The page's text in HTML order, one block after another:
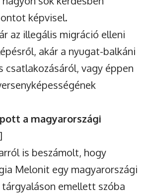
képvisel.
az illegális migráció elleni
akár a nyugat-balkáni
csatlakozásáról, vagy éppen
a magyarországi
is beszámolt, hogy
Melonit egy magyarországi
emellett szóba